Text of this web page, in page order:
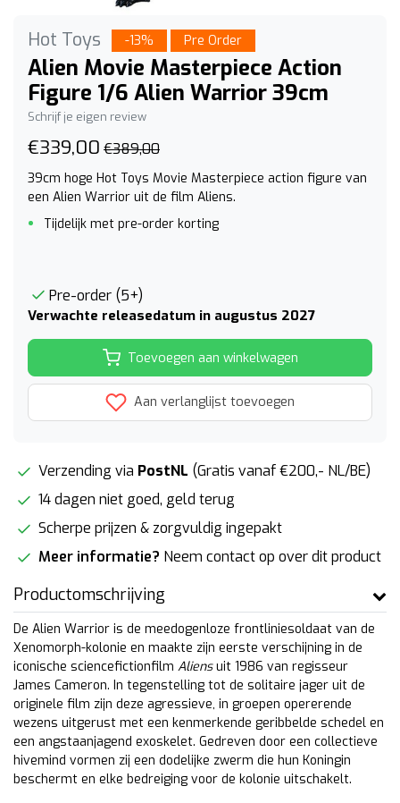
Hot Toys -13% Pre Order
Alien Movie Masterpiece Action
Figure 1/6 Alien Warrior 39cm
Schrijf je eigen review
€339,00 €389,00
39cm hoge Hot Toys Movie Masterpiece action figure van
een Alien Warrior uit de film Aliens.
Tijdelijk met pre-order korting
Pre-order (5+)
Verwachte releasedatum in augustus 2027
Toevoegen aan winkelwagen
Aan verlanglijst toevoegen
Verzending via PostNL (Gratis vanaf €200,- NL/BE)
14 dagen niet goed, geld terug
Scherpe prijzen & zorgvuldig ingepakt
Meer informatie? Neem contact op over dit product
Productomschrijving
De Alien Warrior is de meedogenloze frontliniesoldaat van de
Xenomorph-kolonie en maakte zijn eerste verschijning in de
iconische sciencefictionfilm Aliensuit 1986 van regisseur
James Cameron. In tegenstelling tot de solitaire jager uit de
originele film zijn deze agressieve, in groepen opererende
wezens uitgerust met een kenmerkende geribbelde schedel en
een angstaanjagend exoskelet. Gedreven door een collectieve
hivemind vormen zij een dodelijke zwerm die hun Koningin
beschermt en elke bedreiging voor de kolonie uitschakelt.